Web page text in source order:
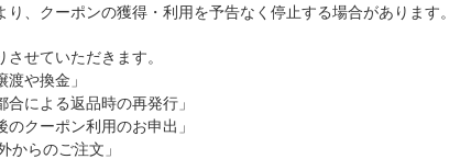
り、クーポンの獲得・利用を予告なく停止する場合があります。
させていただきます。
渡や換金」
合による返品時の再発行」
のクーポン利用のお申出」
からのご注文」